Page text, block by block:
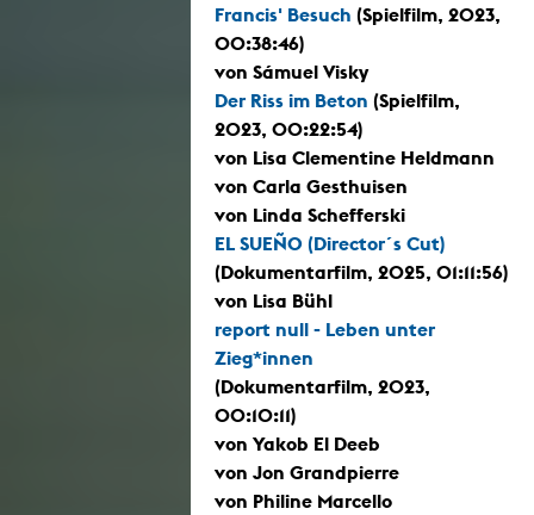
Francis' Besuch (Spielfilm, 2023,
00:38:46)
von Sámuel Visky
Der Riss im Beton (Spielfilm,
2023, 00:22:54)
von Lisa Clementine Heldmann
von Carla Gesthuisen
von Linda Schefferski
EL SUEÑO (Director´s Cut)
(Dokumentarfilm, 2025, 01:11:56)
von Lisa Bühl
report null - Leben unter
Zieg*innen
(Dokumentarfilm, 2023,
00:10:11)
von Yakob El Deeb
von Jon Grandpierre
von Philine Marcello